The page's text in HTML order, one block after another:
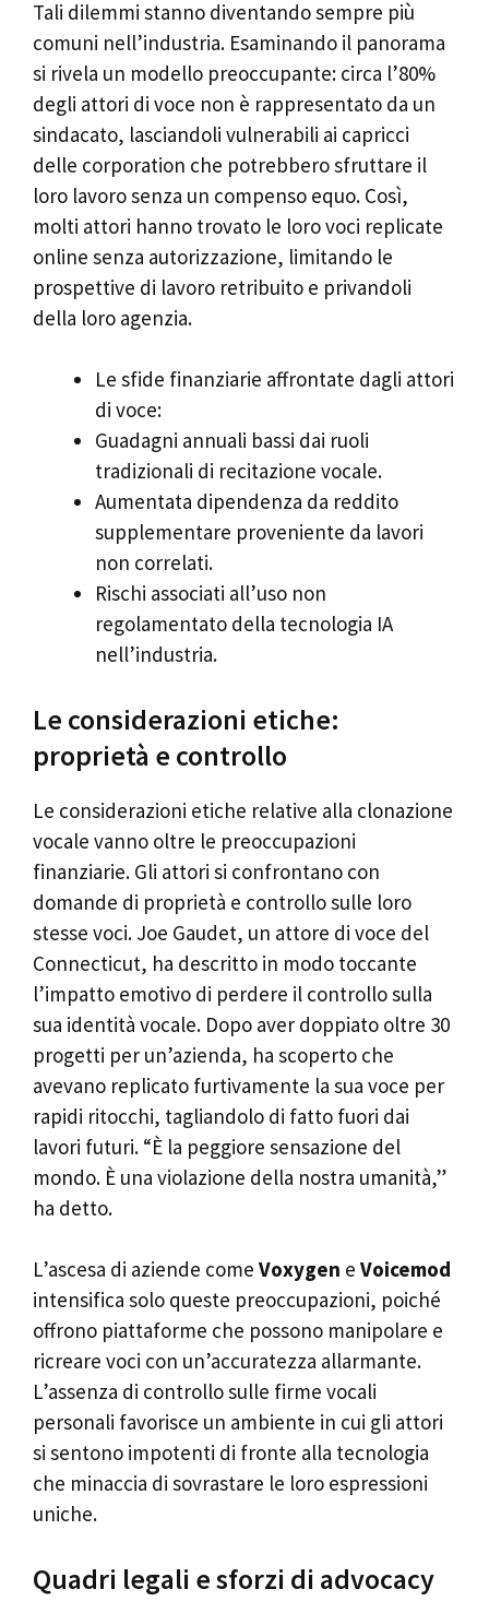
Tali dilemmi stanno diventando sempre più
comuni nell’industria. Esaminando il panorama
si rivela un modello preoccupante: circa l’80%
degli attori di voce non è rappresentato da un
sindacato, lasciandoli vulnerabili ai capricci
delle corporation che potrebbero sfruttare il
loro lavoro senza un compenso equo. Così,
molti attori hanno trovato le loro voci replicate
online senza autorizzazione, limitando le
prospettive di lavoro retribuito e privandoli
della loro agenzia.
Le sfide finanziarie affrontate dagli attori
di voce:
Guadagni annuali bassi dai ruoli
tradizionali di recitazione vocale.
Aumentata dipendenza da reddito
supplementare proveniente da lavori
non correlati.
Rischi associati all’uso non
regolamentato della tecnologia IA
nell’industria.
Le considerazioni etiche:
proprietà e controllo
Le considerazioni etiche relative alla clonazione
vocale vanno oltre le preoccupazioni
finanziarie. Gli attori si confrontano con
domande di proprietà e controllo sulle loro
stesse voci. Joe Gaudet, un attore di voce del
Connecticut, ha descritto in modo toccante
l’impatto emotivo di perdere il controllo sulla
sua identità vocale. Dopo aver doppiato oltre 30
progetti per un’azienda, ha scoperto che
avevano replicato furtivamente la sua voce per
rapidi ritocchi, tagliandolo di fatto fuori dai
lavori futuri. “È la peggiore sensazione del
mondo. È una violazione della nostra umanità,”
ha detto.
L’ascesa di aziende come Voxygen e Voicemod
intensifica solo queste preoccupazioni, poiché
offrono piattaforme che possono manipolare e
ricreare voci con un’accuratezza allarmante.
L’assenza di controllo sulle firme vocali
personali favorisce un ambiente in cui gli attori
si sentono impotenti di fronte alla tecnologia
che minaccia di sovrastare le loro espressioni
uniche.
Quadri legali e sforzi di advocacy